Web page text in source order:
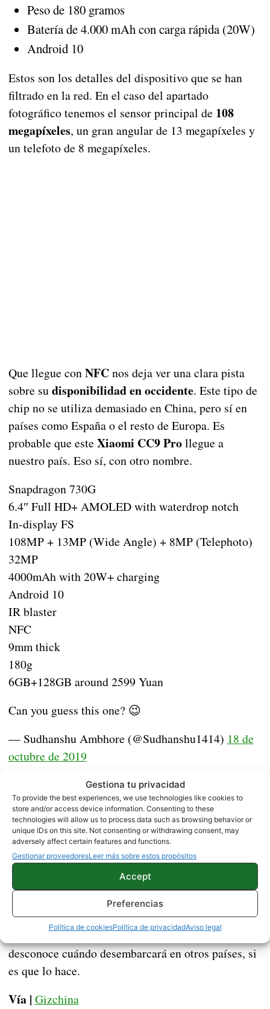
Gestiona tu privacidad
To provide the best experiences, we use technologies like cookies to
store and/or access device information. Consenting to these
technologies will allow us to process data such as browsing behavior or
unique IDs on this site. Not consenting or withdrawing consent, may
adversely affect certain features and functions.
Gestionar proveedoresLeer más sobre estos propósitos
Accept
Preferencias
Política de cookiesPolítica de privacidadAviso legal
Peso de 180 gramos
Batería de 4.000 mAh con carga rápida (20W)
Android 10
Estos son los detalles del dispositivo que se han
filtrado en la red. En el caso del apartado
fotográfico tenemos el sensor principal de 108
megapíxeles, un gran angular de 13 megapíxeles y
un telefoto de 8 megapíxeles.
Que llegue conNFCnos deja ver una clara pista
sobre sudisponibilidad en occidente. Este tipo de
chip no se utiliza demasiado en China, pero sí en
países como España o el resto de Europa. Es
probable que este Xiaomi CC9 Prollegue a
nuestro país. Eso sí, con otro nombre.
Snapdragon 730G
6.4″ Full HD+ AMOLED with waterdrop notch
In-display FS
108MP + 13MP (Wide Angle) + 8MP (Telephoto)
32MP
4000mAh with 20W+ charging
Android 10
IR blaster
NFC
9mm thick
180g
6GB+128GB around 2599 Yuan
Can you guess this one? 😉
— Sudhanshu Ambhore (@Sudhanshu1414) 18 de
octubre de 2019
La filtración también habla sobre el precio en
China. Se espera que la versión de6+128 GB se
lance en el país natal de la compañía por unos
328 euros al cambio. En España la cosa podría
cambiar, pues la conversión siempre nos deja con
cifras mayores.
Lo más probable es que elXiaomi CC9 Pro se
presente el día 24 de octubre en China, pero se
desconoce cuándo desembarcará en otros países, si
es que lo hace.
Vía | Gizchina